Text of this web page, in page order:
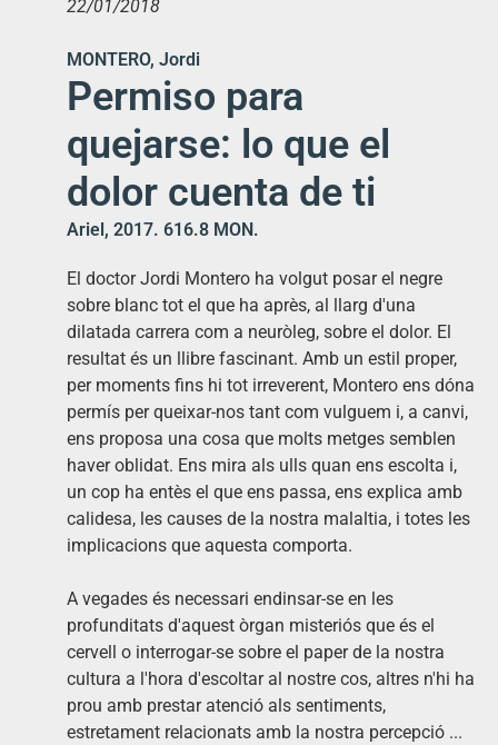
22/01/2018
MONTERO, Jordi
Permiso para
quejarse: lo que el
dolor cuenta de ti
Ariel, 2017. 616.8 MON.
El doctor Jordi Montero ha volgut posar el negre
sobre blanc tot el que ha après, al llarg d'una
dilatada carrera com a neuròleg, sobre el dolor. El
resultat és un llibre fascinant. Amb un estil proper,
per moments fins hi tot irreverent, Montero ens dóna
permís per queixar-nos tant com vulguem i, a canvi,
ens proposa una cosa que molts metges semblen
haver oblidat. Ens mira als ulls quan ens escolta i,
un cop ha entès el que ens passa, ens explica amb
calidesa, les causes de la nostra malaltia, i totes les
implicacions que aquesta comporta.
A vegades és necessari endinsar-se en les
profunditats d'aquest òrgan misteriós que és el
cervell o interrogar-se sobre el paper de la nostra
cultura a l'hora d'escoltar al nostre cos, altres n'hi ha
prou amb prestar atenció als sentiments,
estretament relacionats amb la nostra percepció ...